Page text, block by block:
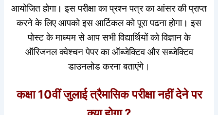
आयोजित होगा। इस परीक्षा का प्रश्न पत्र का आंसर की प्राप्त
करने के लिए आपको इस आर्टिकल को पूरा पढना होगा। इस
पोस्ट के माध्यम से आप सभी विद्यार्थियों को विज्ञान के
ऑरिजनल क्वेश्चन पेपर का ऑब्जेक्टिव और सब्जेक्टिव
डाउनलोड करना बताएंगे।
कक्षा 10वीं जुलाई त्रैमासिक परीक्षा नहीं देने पर